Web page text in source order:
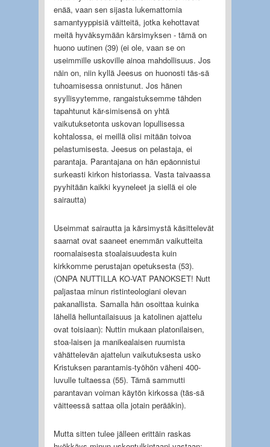
enää, vaan sen sijasta lukemattomia
samantyyppisiä väitteitä, jotka kehottavat
meitä hyväksymään kärsimyksen - tämä on
huono uutinen (39) (ei ole, vaan se on
useimmille uskoville ainoa mahdollisuus. Jos
näin on, niin kyllä Jeesus on huonosti täs-sä
tuhoamisessa onnistunut. Jos hänen
syyllisyytemme, rangaistuksemme tähden
tapahtunut kär-simisensä on yhtä
vaikutuksetonta uskovan lopullisessa
kohtalossa, ei meillä olisi mitään toivoa
pelastumisesta. Jeesus on pelastaja, ei
parantaja. Parantajana on hän epäonnistui
surkeasti kirkon historiassa. Vasta taivaassa
pyyhitään kaikki kyyneleet ja siellä ei ole
sairautta)
Useimmat sairautta ja kärsimystä käsittelevät
saarnat ovat saaneet enemmän vaikutteita
roomalaisesta stoalaisuudesta kuin
kirkkomme perustajan opetuksesta (53).
(ONPA NUTTILLA KO-VAT PANOKSET! Nutt
paljastaa minun ristinteologiani olevan
pakanallista. Samalla hän osoittaa kuinka
lähellä helluntailaisuus ja katolinen ajattelu
ovat toisiaan): Nuttin mukaan platonilaisen,
stoa-laisen ja manikealaisen ruumista
vähättelevän ajattelun vaikutuksesta usko
Kristuksen parantamis-työhön väheni 400-
luvulle tultaessa (55). Tämä sammutti
parantavan voiman käytön kirkossa (täs-sä
väitteessä sattaa olla jotain perääkin).
Mutta sitten tulee jälleen erittäin raskas